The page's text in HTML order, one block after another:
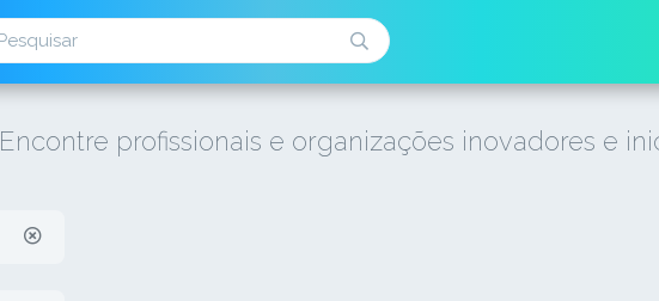
Encontre profissionais e organizações inovadores e